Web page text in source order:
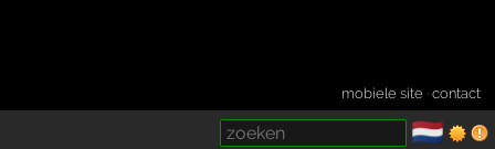
mobiele site ·contact
🇳🇱